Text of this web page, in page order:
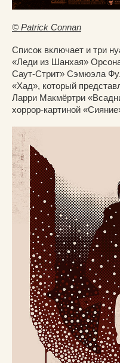
© Patrick Connan
Список включает и три
«Леди из Шанхая»
Саут-Стрит» Сэмюэла
«Хад», который
Ларри Макмёртри
хоррор-картиной